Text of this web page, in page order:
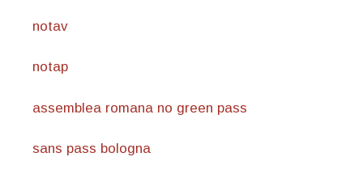
notav
notap
assemblea romana no green pass
sans pass bologna